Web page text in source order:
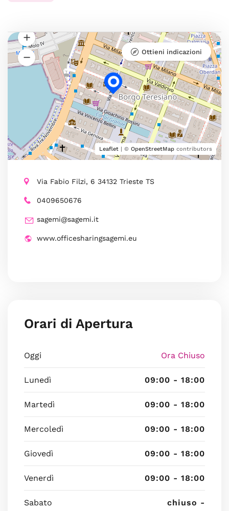
Leaflet | © OpenStreetMap contributors
Ottieni indicazioni
Via Fabio Filzi, 6 34132 Trieste TS
0409650676
sagemi@sagemi.it
www.officesharingsagemi.eu
Orari di Apertura
Oggi Ora Chiuso
Lunedì 09:00 - 18:00
Martedì 09:00 - 18:00
Mercoledì 09:00 - 18:00
Giovedì 09:00 - 18:00
Venerdì 09:00 - 18:00
Sabato chiuso -